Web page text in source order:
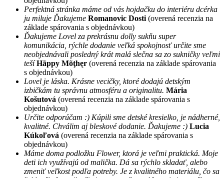
Perfektná stránka máme od vás hojdačku do interiéru dcérka
ju miluje Ďakujeme Romanovic Dosti (overená recenzia na
základe spárovania s objednávkou)
Ďakujeme Lovel za prekrásnu dolly sukňu super
komunikácia, rýchle dodanie veľká spokojnosť určite sme
neobjednávali posledný krát malá slečna sa zo sukničky veľmi
tešíHãppy Mõţhęr (overená recenzia na základe spárovania
s objednávkou)
Lovel je láska. Krásne vecičky, ktoré dodajú detským
izbičkám tu správnu atmosféru a originalitu. Mária
Košutová (overená recenzia na základe spárovania s
objednávkou)
Určite odporúčam :) Kúpili sme detské kresielko, je nádherné,
kvalitné. Chválim aj bleskové dodanie. Ďakujeme :) Lucia
Kúkoľová (overená recenzia na základe spárovania s
objednávkou)
Máme doma podložku Flower, ktorá je veľmi praktická. Moje
deti ich využívajú od malička. Dá sa rýchlo skladať, alebo
zmeniť veľkost podľa potreby. Je z kvalitného materiálu, čo sa